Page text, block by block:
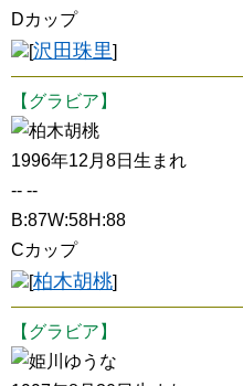
Dカップ
[沢田珠里]
【グラビア】
柏木胡桃
1996年12月8日生まれ
-- --
B:87W:58H:88
Cカップ
[柏木胡桃]
【グラビア】
姫川ゆうな